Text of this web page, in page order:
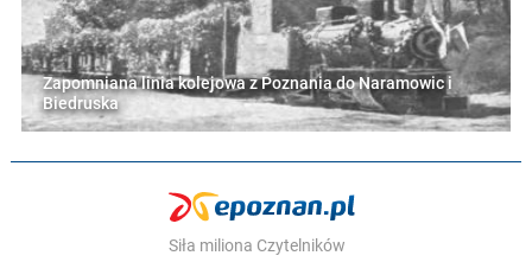
Zapomniana linia kolejowa z Poznania do Naramowic i
Biedruska
Siła miliona Czytelników